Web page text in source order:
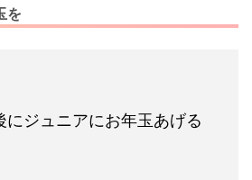
を
にジュニアにお年玉あげる